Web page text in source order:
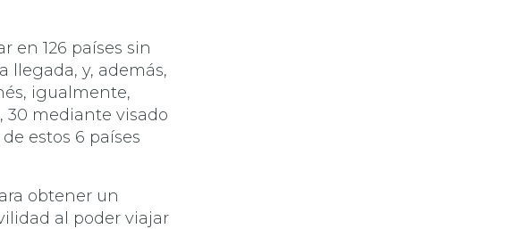
en 126 países sin
llegada, y, además,
igualmente,
30 mediante visado
estos 6 países
obtener un
al poder viajar